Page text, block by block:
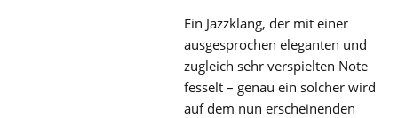
Ein Jazzklang, der mit einer
ausgesprochen eleganten und
zugleich sehr verspielten Note
fesselt – genau ein solcher wird
auf dem nun erscheinenden